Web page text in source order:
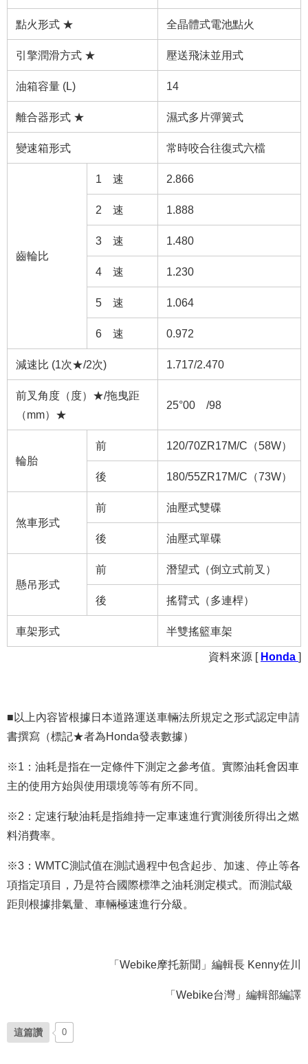
點火形式 ★ 全晶體式電池點火
引擎潤滑方式 ★ 壓送飛沫並用式
油箱容量 (L) 14
離合器形式 ★ 濕式多片彈簧式
變速箱形式 常時咬合往復式六檔
齒輪比
1 速 2.866
2 速 1.888
3 速 1.480
4 速 1.230
5 速 1.064
6 速 0.972
減速比 (1次★/2次) 1.717/2.470
前叉角度（度）★/拖曳距
（mm）★
25°00´/98
輪胎
前 120/70ZR17M/C（58W）
後 180/55ZR17M/C（73W）
煞車形式
前 油壓式雙碟
後 油壓式單碟
懸吊形式
前 潛望式（倒立式前叉）
後 搖臂式（多連桿）
車架形式 半雙搖籃車架
資料來源 [ Honda ]
■以上內容皆根據日本道路運送車輛法所規定之形式認定申請
書撰寫（標記★者為Honda發表數據）
※1：油耗是指在一定條件下測定之參考值。實際油耗會因車
主的使用方始與使用環境等等有所不同。
※2：定速行駛油耗是指維持一定車速進行實測後所得出之燃
料消費率。
※3：WMTC測試值在測試過程中包含起步、加速、停止等各
項指定項目，乃是符合國際標準之油耗測定模式。而測試級
距則根據排氣量、車輛極速進行分級。
「Webike摩托新聞」編輯長 Kenny佐川
「Webike台灣」編輯部編譯
這篇讚 0